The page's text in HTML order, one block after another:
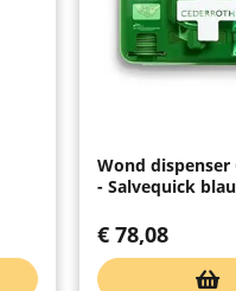
Wond
- Salvequick
€ 78,08